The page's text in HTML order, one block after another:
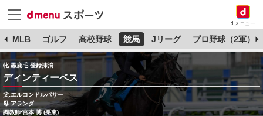
dメニュー
MLB ゴルフ 高校野球 競馬 Jリーグ プロ野球（2軍）
牝 黒鹿毛 登録抹消
ディンティーベス
父:エルコンドルパサー
母:アランダ
調教師:宮本 博 (栗東)